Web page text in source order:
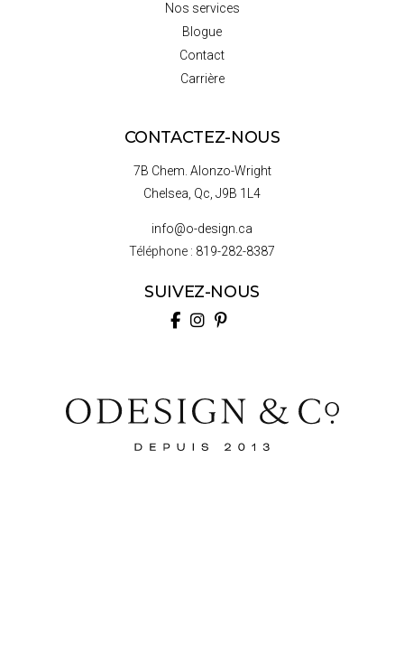
Nos services
Blogue
Contact
Carrière
CONTACTEZ-NOUS
7B Chem. Alonzo-Wright
Chelsea, Qc, J9B 1L4
info@o-design.ca
Téléphone : 819-282-8387
SUIVEZ-NOUS